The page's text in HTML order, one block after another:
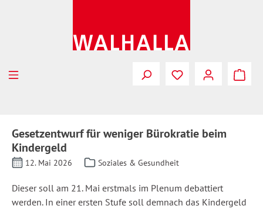
Gesetzentwurf für weniger Bürokratie beim
Kindergeld
12. Mai 2026 Soziales & Gesundheit
Dieser soll am 21. Mai erstmals im Plenum debattiert
werden. In einer ersten Stufe soll demnach das Kindergeld